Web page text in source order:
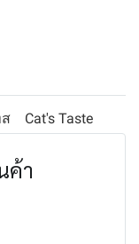
Cat's Taste
ค้า